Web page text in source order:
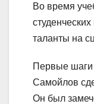
Во время
таланты на
Первые шаги
Самойлов
Он был